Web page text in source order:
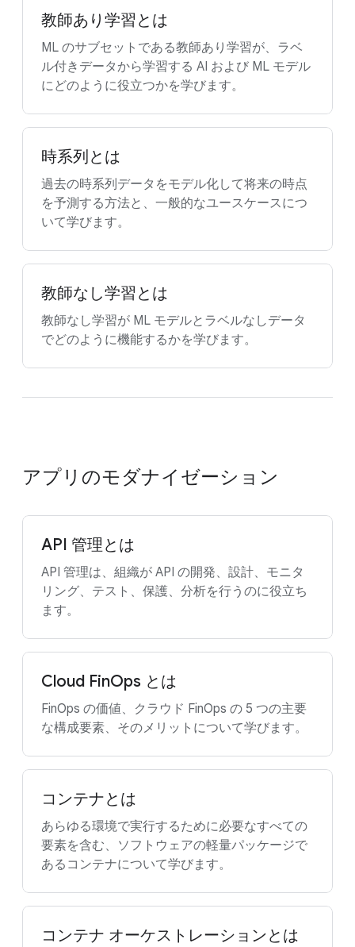
教師あり学習とは
ML のサブセットである教師あり学習が、ラベ
ル付きデータから学習する AI および ML モデル
にどのように役立つかを学びます。
時系列とは
過去の時系列データをモデル化して将来の時点
を予測する方法と、一般的なユースケースにつ
いて学びます。
教師なし学習とは
教師なし学習が ML モデルとラベルなしデータ
でどのように機能するかを学びます。
アプリのモダナイゼーション
API 管理とは
API 管理は、組織が API の開発、設計、モニタ
リング、テスト、保護、分析を行うのに役立ち
ます。
Cloud FinOps とは
FinOps の価値、クラウド FinOps の 5 つの主要
な構成要素、そのメリットについて学びます。
コンテナとは
あらゆる環境で実行するために必要なすべての
要素を含む、ソフトウェアの軽量パッケージで
あるコンテナについて学びます。
コンテナ オーケストレーションとは